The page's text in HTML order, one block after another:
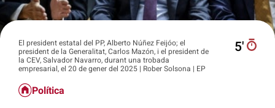
El president estatal del PP, Alberto Núñez Feijóo; el
president de la Generalitat, Carlos Mazón, i el president de
la CEV, Salvador Navarro, durant una trobada
empresarial, el 20 de gener del 2025 | Rober Solsona | EP
5′
Política